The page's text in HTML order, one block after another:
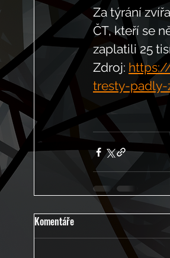
Za týrání
ČT, kteří se
zaplatili 25
Zdroj:
tresty-padly-
Komentáře